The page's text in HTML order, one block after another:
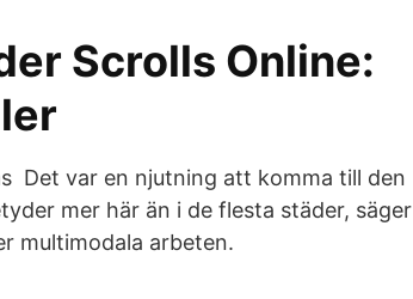
Scrolls Online:
Det var en njutning att komma till den
mer här än i de flesta städer, säger
multimodala arbeten.